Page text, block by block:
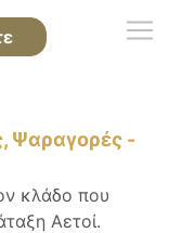
Ψαραγορές -
κλάδο που
Αετοί.